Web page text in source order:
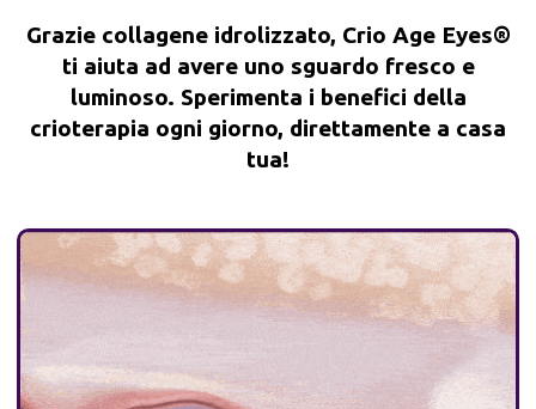
Grazie collagene idrolizzato, Crio Age Eyes®
ti aiuta ad avere uno sguardo fresco e
luminoso. Sperimenta i benefici della
crioterapia ogni giorno, direttamente a casa
tua!